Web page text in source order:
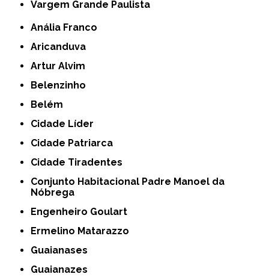
Vargem Grande Paulista
Anália Franco
Aricanduva
Artur Alvim
Belenzinho
Belém
Cidade Líder
Cidade Patriarca
Cidade Tiradentes
Conjunto Habitacional Padre Manoel da
Nóbrega
Engenheiro Goulart
Ermelino Matarazzo
Guaianases
Guaianazes